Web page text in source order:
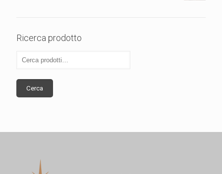
Ricerca prodotto
Cerca